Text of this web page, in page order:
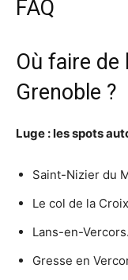
FAQ
Où faire de
Grenoble ?
Luge : les spots
Saint-Nizier du
Le col de la
Lans-en-
Gresse en